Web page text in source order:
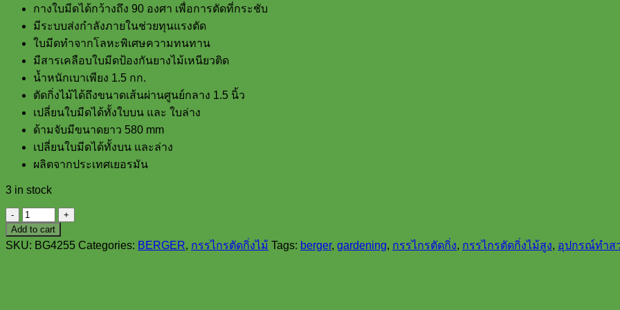
กางใบมีดได้กว้างถึง 90 องศา เพื่อการตัดที่กระชับ
มีระบบส่งกำลังภายในช่วยทุนแรงตัด
ใบมีดทำจากโลหะพิเศษความทนทาน
มีสารเคลือบใบมีดป้องกันยางไม้เหนียวติด
น้ำหนักเบาเพียง 1.5 กก.
ตัดกิ่งไม้ได้ถึงขนาดเส้นผ่านศูนย์กลาง 1.5 นิ้ว
เปลี่ยนใบมีดได้ทั้งใบบน และ ใบล่าง
ด้ามจับมีขนาดยาว 580 mm
เปลี่ยนใบมีดได้ทั้งบน และล่าง
ผลิตจากประเทศเยอรมัน
3 in stock
BERGER
4255
กรรไกร
Add to cart
SKU: BG4255 Categories: BERGER, กรรไกรตัดกิ่งไม้ Tags: berger, gardening, กรรไกรตัดกิ่ง, กรรไกรตัดกิ่งไม้สูง, อุปกรณ์ทำส